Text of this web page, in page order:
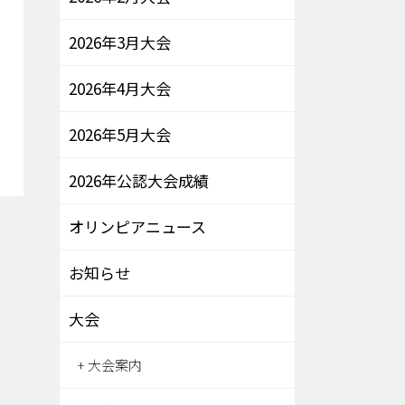
2026年3月大会
2026年4月大会
2026年5月大会
2026年公認大会成績
オリンピアニュース
お知らせ
大会
大会案内